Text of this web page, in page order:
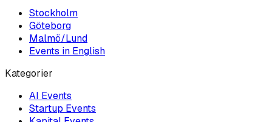
Stockholm
Göteborg
Malmö/Lund
Events in English
Kategorier
AI Events
Startup Events